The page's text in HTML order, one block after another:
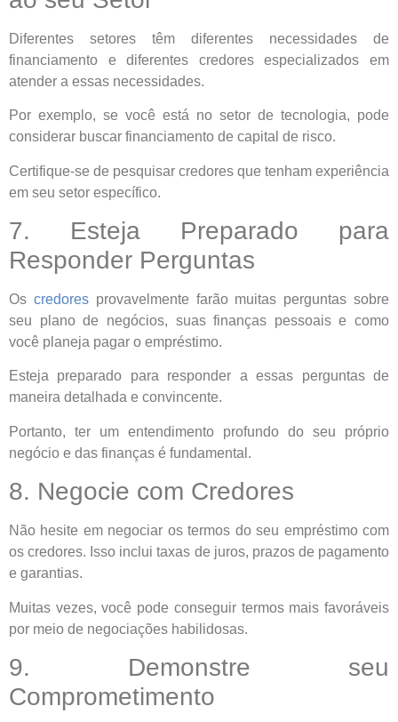
Diferentes setores têm diferentes necessidades de
financiamento e diferentes credores especializados em
atender a essas necessidades.
Por exemplo, se você está no setor de tecnologia, pode
considerar buscar financiamento de capital de risco.
Certifique-se de pesquisar credores que tenham experiência
em seu setor específico.
7. Esteja Preparado para
Responder Perguntas
Os credoresprovavelmente farão muitas perguntas sobre
seu plano de negócios, suas finanças pessoais e como
você planeja pagar o empréstimo.
Esteja preparado para responder a essas perguntas de
maneira detalhada e convincente.
Portanto, ter um entendimento profundo do seu próprio
negócio e das finanças é fundamental.
8. Negocie com Credores
Não hesite em negociar os termos do seu empréstimo com
os credores. Isso inclui taxas de juros, prazos de pagamento
e garantias.
Muitas vezes, você pode conseguir termos mais favoráveis
por meio de negociações habilidosas.
9. Demonstre seu
Comprometimento